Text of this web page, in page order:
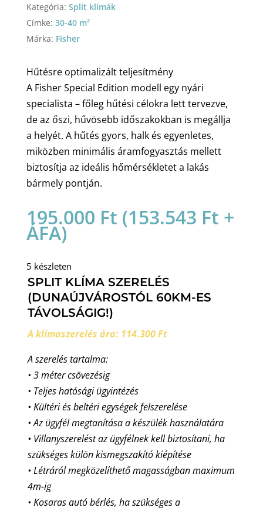
Kategória: Split klímák
Címke: 30-40 m²
Márka: Fisher
Hűtésre optimalizált teljesítmény
A Fisher Special Edition modell egy nyári
specialista – főleg hűtési célokra lett tervezve,
de az őszi, hűvösebb időszakokban is megállja
a helyét. A hűtés gyors, halk és egyenletes,
miközben minimális áramfogyasztás mellett
biztosítja az ideális hőmérsékletet a lakás
bármely pontján.
195.000 Ft (153.543 Ft +
ÁFA)
5 készleten
SPLIT KLÍMA SZERELÉS
(DUNAÚJVÁROSTÓL 60KM-ES
TÁVOLSÁGIG!)
A klímaszerelés ára: 114.300 Ft
A szerelés tartalma:
• 3 méter csövezésig
• Teljes hatósági ügyintézés
• Kültéri és beltéri egységek felszerelése
• Az ügyfél megtanítása a készülék használatára
• Villanyszerelést az ügyfélnek kell biztosítani, ha
szükséges külön kismegszakító kiépítése
• Létráról megközelíthető magasságban maximum
4m-ig
• Kosaras autó bérlés, ha szükséges a